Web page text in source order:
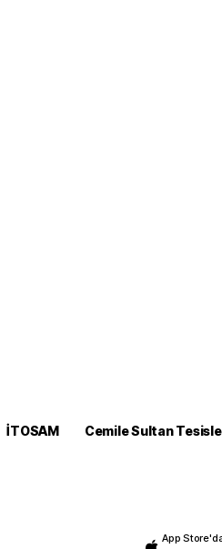
İTOSAM Cemile Sultan
App